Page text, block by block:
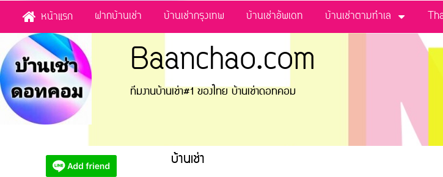
หน้าแรก ฝากบ้านเช่า บ้านเช่ากรุงเทพ บ้านเช่าอัพเดท บ้านเช่าตามทำเล
Baanchao.com
ทีมงานบ้านเช่า#1 ของไทย บ้านเช่าดอทคอม
บ้านเช่า